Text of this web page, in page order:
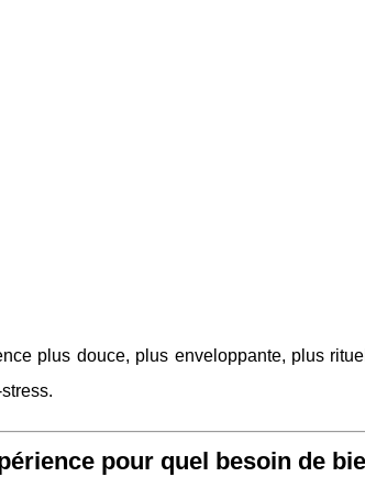
plus douce, plus enveloppante, plus
pour quel besoin de